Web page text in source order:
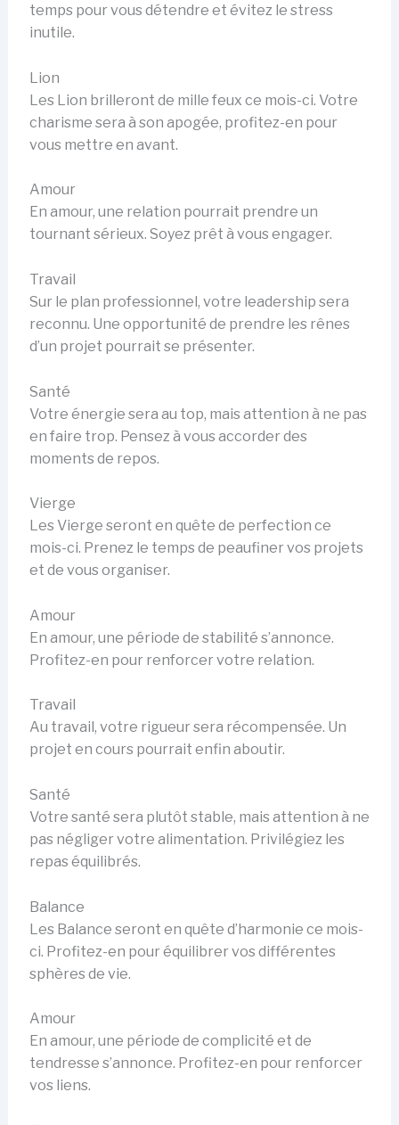
temps pour vous détendre et évitez le stress
inutile.
Lion
Les Lion brilleront de mille feux ce mois-ci. Votre
charisme sera à son apogée, profitez-en pour
vous mettre en avant.
Amour
En amour, une relation pourrait prendre un
tournant sérieux. Soyez prêt à vous engager.
Travail
Sur le plan professionnel, votre leadership sera
reconnu. Une opportunité de prendre les rênes
d’un projet pourrait se présenter.
Santé
Votre énergie sera au top, mais attention à ne pas
en faire trop. Pensez à vous accorder des
moments de repos.
Vierge
Les Vierge seront en quête de perfection ce
mois-ci. Prenez le temps de peaufiner vos projets
et de vous organiser.
Amour
En amour, une période de stabilité s’annonce.
Profitez-en pour renforcer votre relation.
Travail
Au travail, votre rigueur sera récompensée. Un
projet en cours pourrait enfin aboutir.
Santé
Votre santé sera plutôt stable, mais attention à ne
pas négliger votre alimentation. Privilégiez les
repas équilibrés.
Balance
Les Balance seront en quête d’harmonie ce mois-
ci. Profitez-en pour équilibrer vos différentes
sphères de vie.
Amour
En amour, une période de complicité et de
tendresse s’annonce. Profitez-en pour renforcer
vos liens.